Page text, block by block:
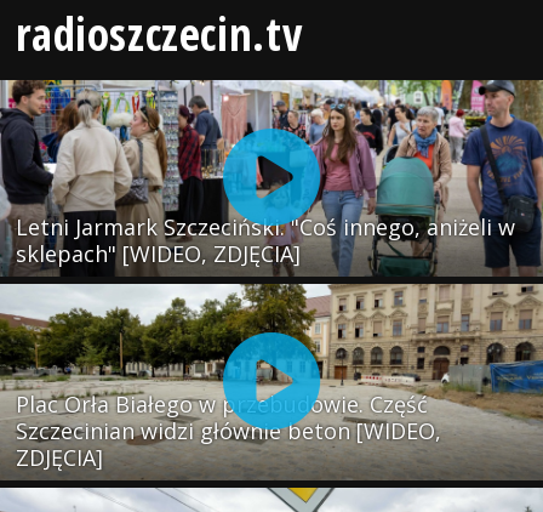
radioszczecin.tv
Letni Jarmark Szczeciński. "Coś innego, aniżeli w
sklepach" [WIDEO, ZDJĘCIA]
Plac Orła Białego w przebudowie. Część
Szczecinian widzi głównie beton [WIDEO,
ZDJĘCIA]